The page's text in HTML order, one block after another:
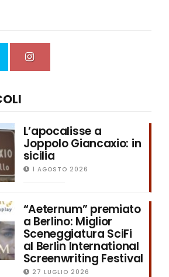
L’apocalisse a
Joppolo Giancaxio: in
sicilia
1 AGOSTO 2026
“Aeternum” premiato
a Berlino: Miglior
Sceneggiatura SciFi
al Berlin International
Screenwriting Festival
27 LUGLIO 2026